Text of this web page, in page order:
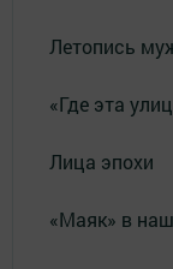
Летопись
«Где эта
Лица эпохи
«Маяк» в